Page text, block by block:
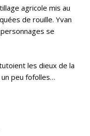
agricole mis au
de rouille. Yvan
se
les dieux de la
peu fofolles…